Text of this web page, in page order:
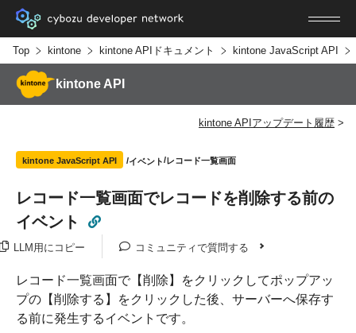
Top kintone kintone APIドキュメント kintone JavaScript API
kintone API
kintone APIアップデート履歴
kintone JavaScript API イベント レコード一覧画面
レコード一覧画面でレコードを削除する前の
イベント
LLM用にコピー コミュニティで質問する
レコード一覧画面で【削除】をクリックしてポップアッ
プの【削除する】をクリックした後、サーバーへ保存す
る前に発生するイベントです。